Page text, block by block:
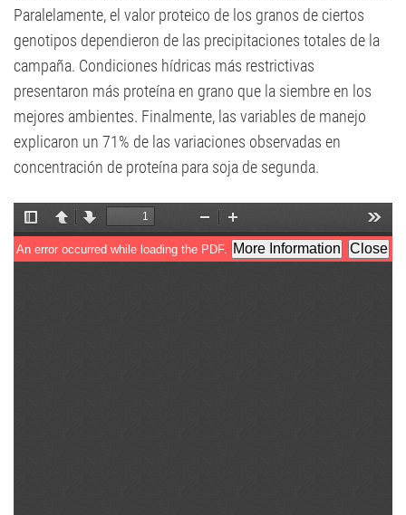
Paralelamente, el valor proteico de los granos de ciertos
genotipos dependieron de las precipitaciones totales de la
campaña. Condiciones hídricas más restrictivas
presentaron más proteína en grano que la siembre en los
mejores ambientes. Finalmente, las variables de manejo
explicaron un 71% de las variaciones observadas en
concentración de proteína para soja de segunda.